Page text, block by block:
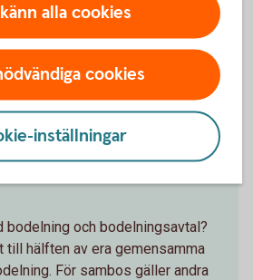
bodelningsavtal – så
bodelning och bodelningsavtal?
till hälften av era gemensamma
För sambos gäller andra
alla cookies
cookies
inställningar